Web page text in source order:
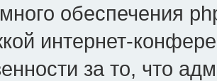
обеспечения
интернет-
за то, что